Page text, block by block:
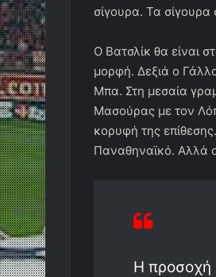
σίγουρα. Τα
Ο Βατσλίκ θα είναι
μορφή. Δεξιά ο
Μπα. Στη μεσαία
Μασούρας με τον
κορυφή της
Παναθηναϊκό. Αλλά ο
Η προσοχή